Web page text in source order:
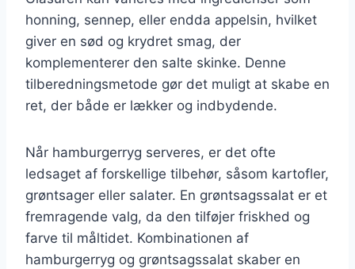
honning, sennep, eller endda appelsin, hvilket
giver en sød og krydret smag, der
komplementerer den salte skinke. Denne
tilberedningsmetode gør det muligt at skabe en
ret, der både er lækker og indbydende.
Når hamburgerryg serveres, er det ofte
ledsaget af forskellige tilbehør, såsom kartofler,
grøntsager eller salater. En grøntsagssalat er et
fremragende valg, da den tilføjer friskhed og
farve til måltidet. Kombinationen af
hamburgerryg og grøntsagssalat skaber en